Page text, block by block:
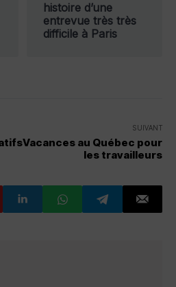
histoire d’une
entrevue très très
difficile à Paris
SUIVANT
Vacances au Québec pour
les travailleurs